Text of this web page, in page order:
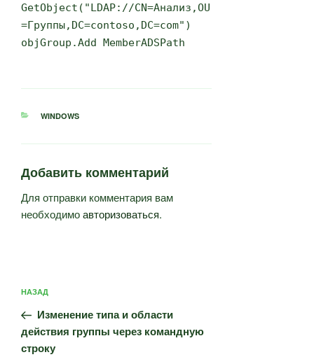
GetObject("LDAP://CN=Анализ,OU
=Группы,DC=contoso,DC=com")
objGroup.Add MemberADSPath
РУБРИКИ
WINDOWS
Добавить комментарий
Для отправки комментария вам
необходимоавторизоваться.
по
записям
Предыдущая
запись:
НАЗАД
Изменение типа и области
действия группы через командную
строку